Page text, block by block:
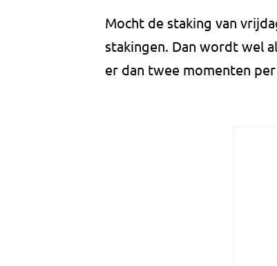
Mocht de staking van
stakingen. Dan wordt wel
er dan twee momenten